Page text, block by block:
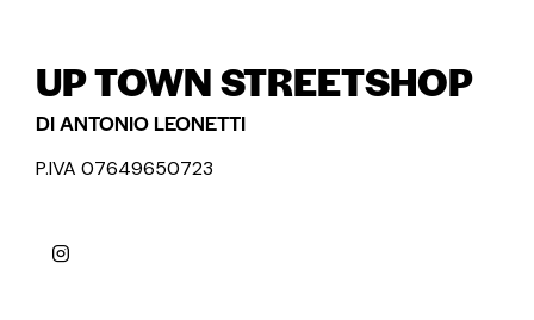
UP TOWN STREETSHOP
DI ANTONIO LEONETTI
P.IVA 07649650723